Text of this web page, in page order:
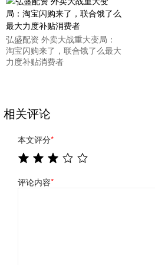
弘盛配资 外卖大战重大变局：
淘宝闪购来了，联合饿了么最大
力度补贴消费者
相关评论
本文评分*
评论内容*